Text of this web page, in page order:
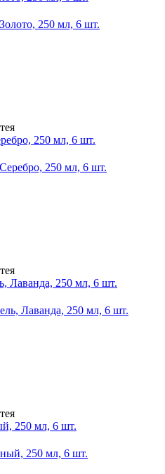
250 мл, 6 шт.
Лаванда, 250 мл, 6 шт.
250 мл, 6 шт.